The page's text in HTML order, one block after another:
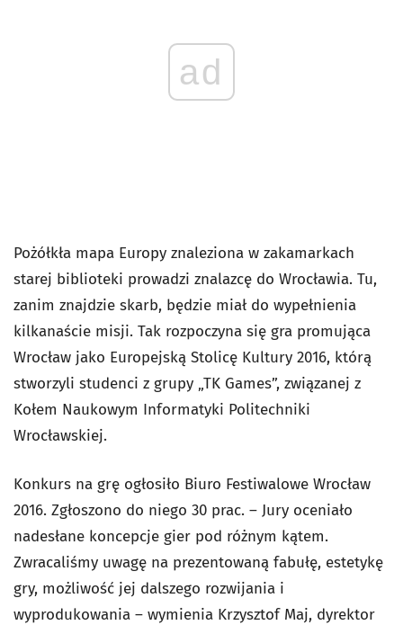
ad
Pożółkła mapa Europy znaleziona w zakamarkach
starej biblioteki prowadzi znalazcę do Wrocławia. Tu,
zanim znajdzie skarb, będzie miał do wypełnienia
kilkanaście misji. Tak rozpoczyna się gra promująca
Wrocław jako Europejską Stolicę Kultury 2016, którą
stworzyli studenci z grupy „TK Games”, związanej z
Kołem Naukowym Informatyki Politechniki
Wrocławskiej.
Konkurs na grę ogłosiło Biuro Festiwalowe Wrocław
2016. Zgłoszono do niego 30 prac. – Jury oceniało
nadesłane koncepcje gier pod różnym kątem.
Zwracaliśmy uwagę na prezentowaną fabułę, estetykę
gry, możliwość jej dalszego rozwijania i
wyprodukowania – wymienia Krzysztof Maj, dyrektor